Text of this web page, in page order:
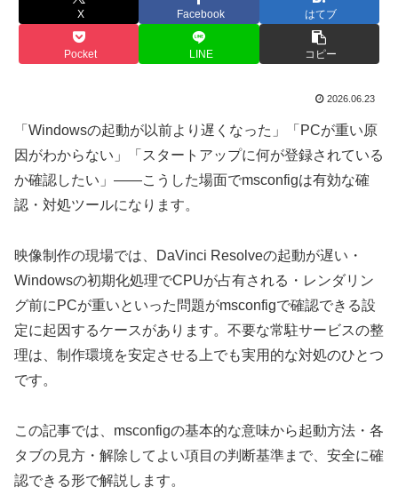
X Facebook はてブ
Pocket LINE コピー
2026.06.23
「Windowsの起動が以前より遅くなった」「PCが重い原
因がわからない」「スタートアップに何が登録されている
か確認したい」——こうした場面でmsconfigは有効な確
認・対処ツールになります。
映像制作の現場では、DaVinci Resolveの起動が遅い・
Windowsの初期化処理でCPUが占有される・レンダリン
グ前にPCが重いといった問題がmsconfigで確認できる設
定に起因するケースがあります。不要な常駐サービスの整
理は、制作環境を安定させる上でも実用的な対処のひとつ
です。
この記事では、msconfigの基本的な意味から起動方法・各
タブの見方・解除してよい項目の判断基準まで、安全に確
認できる形で解説します。